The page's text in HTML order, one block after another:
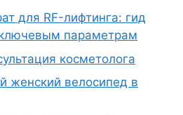
для RF-лифтинга: гид
параметрам
косметолога
женский велосипед в